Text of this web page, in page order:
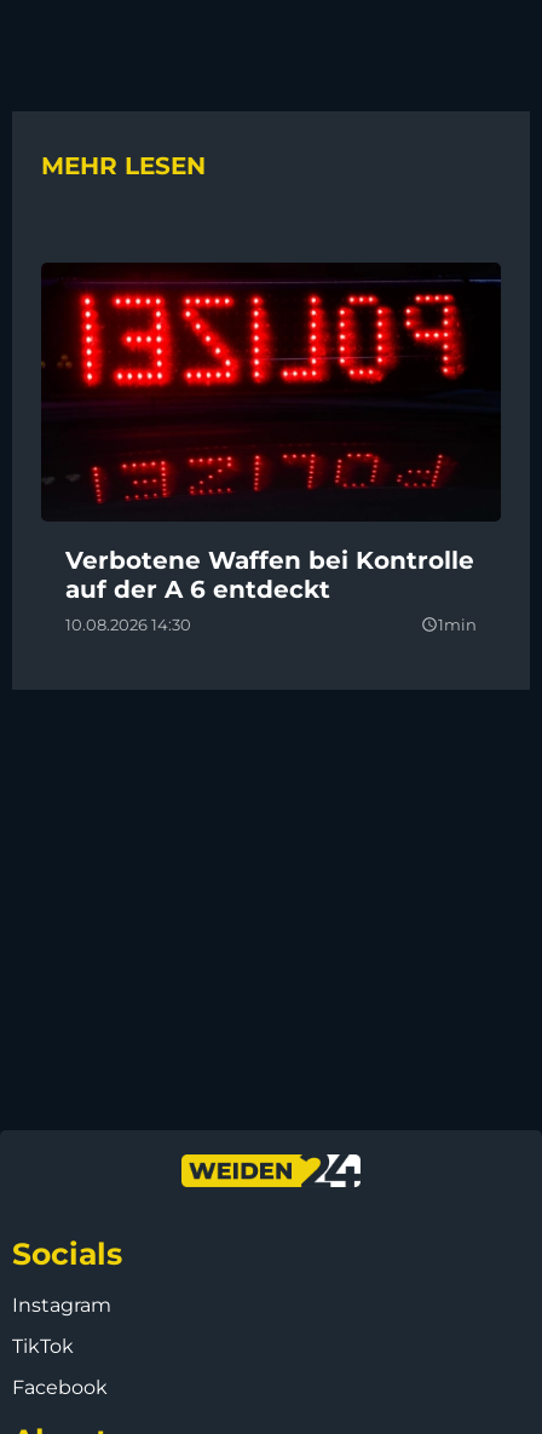
MEHR LESEN
Verbotene Waffen bei Kontrolle
auf der A 6 entdeckt
10.08.2026 14:30 query_builder1min
Socials
Instagram
TikTok
Facebook